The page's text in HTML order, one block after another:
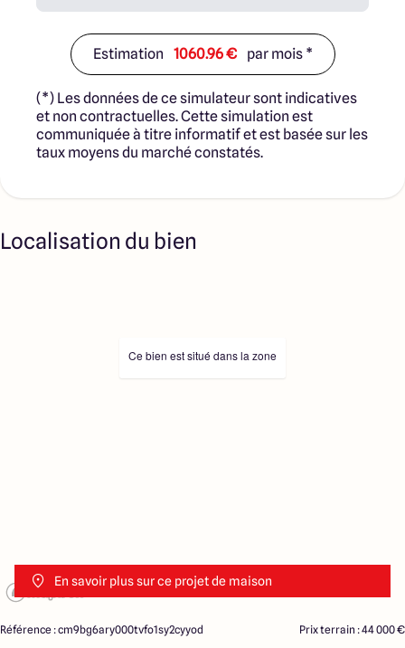
Estimation 1060.96 € par mois *
(*) Les données de ce simulateur sont indicatives
et non contractuelles. Cette simulation est
communiquée à titre informatif et est basée sur les
taux moyens du marché constatés.
Localisation du bien
En savoir plus sur ce projet de maison
Ce bien est situé dans la zone
Référence : cm9bg6ary000tvfo1sy2cyyod Prix terrain : 44 000 €